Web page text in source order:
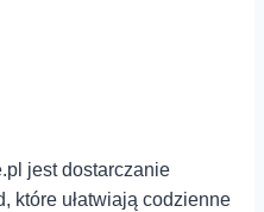
jest dostarczanie
które ułatwiają codzienne